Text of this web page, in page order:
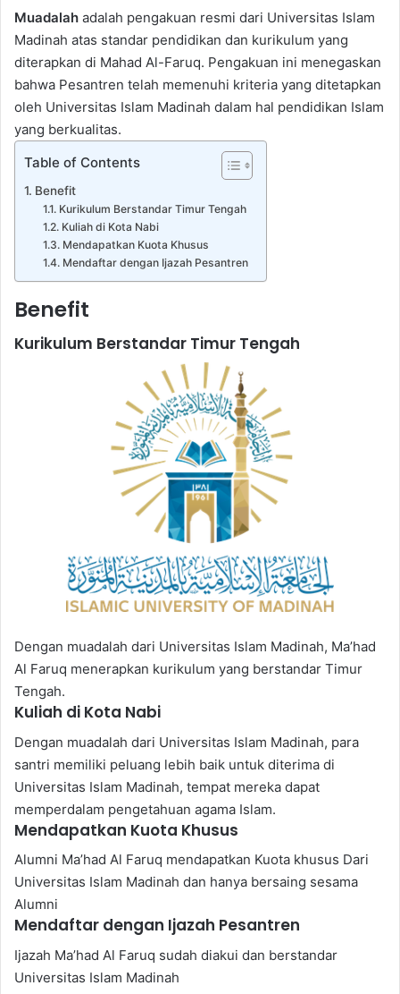
Muadalah adalah pengakuan resmi dari Universitas Islam
Madinah atas standar pendidikan dan kurikulum yang
diterapkan di Mahad Al-Faruq. Pengakuan ini menegaskan
bahwa Pesantren telah memenuhi kriteria yang ditetapkan
oleh Universitas Islam Madinah dalam hal pendidikan Islam
yang berkualitas.
Table of Contents
Benefit
Kurikulum Berstandar Timur Tengah
Kuliah di Kota Nabi
Mendapatkan Kuota Khusus
Mendaftar dengan Ijazah Pesantren
Benefit
Kurikulum Berstandar Timur Tengah
Dengan muadalah dari Universitas Islam Madinah, Ma’had
Al Faruq menerapkan kurikulum yang berstandar Timur
Tengah.
Kuliah di Kota Nabi
Dengan muadalah dari Universitas Islam Madinah, para
santri memiliki peluang lebih baik untuk diterima di
Universitas Islam Madinah, tempat mereka dapat
memperdalam pengetahuan agama Islam.
Mendapatkan Kuota Khusus
Alumni Ma’had Al Faruq mendapatkan Kuota khusus Dari
Universitas Islam Madinah dan hanya bersaing sesama
Alumni
Mendaftar dengan Ijazah Pesantren
Ijazah Ma’had Al Faruq sudah diakui dan berstandar
Universitas Islam Madinah